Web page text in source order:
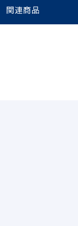
関連商品